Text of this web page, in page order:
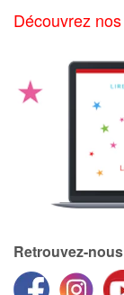
Découvrez
Retrouvez-